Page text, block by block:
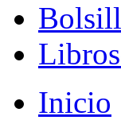
Inicio